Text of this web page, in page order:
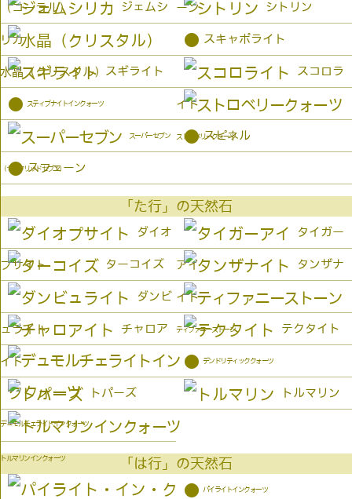
（コーラル） ーン
ジェムシ
リカ
シトリン
水晶（クリスタル）
● スキャポライト
スギライト スコロラ
イト
● スティブナイトインクォーツ
ストロベリークォーツ
スーパーセブン
（セイクリッドセブン）
● スピネル
● スフェーン
「た行」の天然石
ダイオ
プサイト
タイガー
アイ
ターコイズ タンザナ
イト
ダンビ
ュライト ティファニーストーン
チャロア
イト
テクタイト
デュモルチェライトインクォーツ
● デンドリティッククォーツ
トパーズ トルマリン
トルマリンインクォーツ 「は行」の天然石
● パイライトインクォーツ